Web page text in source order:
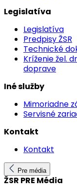
Legislatíva
Legislatíva
Predpisy ŽSR
Technické
Kríženie žel.
doprave
Iné služby
Mimoriadne
Servisné
Kontakt
Kontakt
Pre média
ŽSR PRE Média